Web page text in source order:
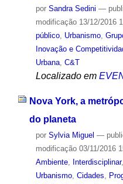
por Sandra Sedini —
modificação13/12/2016
público, Urbanismo,
Inovação e
Urbana, C&T
Localizado em
Nova York, a
do planeta
por Sylvia Miguel —
modificação03/11/2016
Ambiente, Interdisciplinar,
Urbanismo, Cidades,